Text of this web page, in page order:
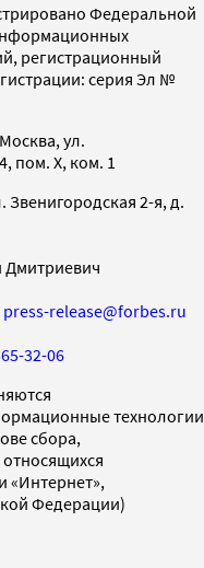
Федеральной
регистрационный
серия Эл №
ул.
пом. X, ком. 1
Звенигородская 2-я, д.
Дмитриевич
press-release@forbes.ru
32-06
технологии
сбора,
«Интернет»,
Федерации)